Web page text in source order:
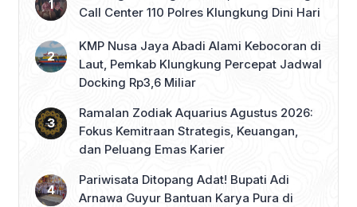
Call Center 110 Polres Klungkung Dini Hari
KMP Nusa Jaya Abadi Alami Kebocoran di
Laut, Pemkab Klungkung Percepat Jadwal
Docking Rp3,6 Miliar
Ramalan Zodiak Aquarius Agustus 2026:
Fokus Kemitraan Strategis, Keuangan,
dan Peluang Emas Karier
Pariwisata Ditopang Adat! Bupati Adi
Arnawa Guyur Bantuan Karya Pura di